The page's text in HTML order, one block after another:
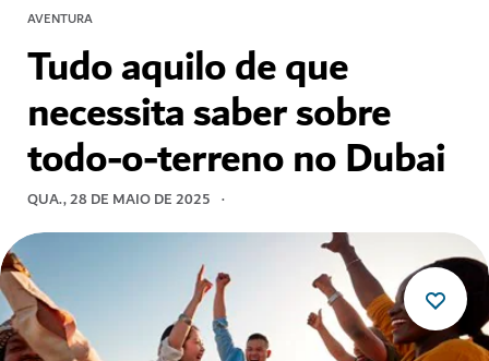
AVENTURA
Tudo aquilo de que
necessita saber sobre
todo-o-terreno no Dubai
QUA., 28 DE MAIO DE 2025